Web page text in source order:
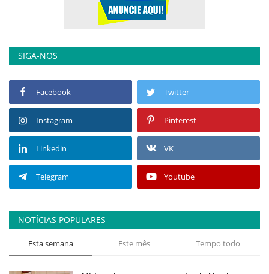
SIGA-NOS
Facebook Twitter
Instagram Pinterest
Linkedin VK
Telegram Youtube
NOTÍCIAS POPULARES
Esta semana Este mês Tempo todo